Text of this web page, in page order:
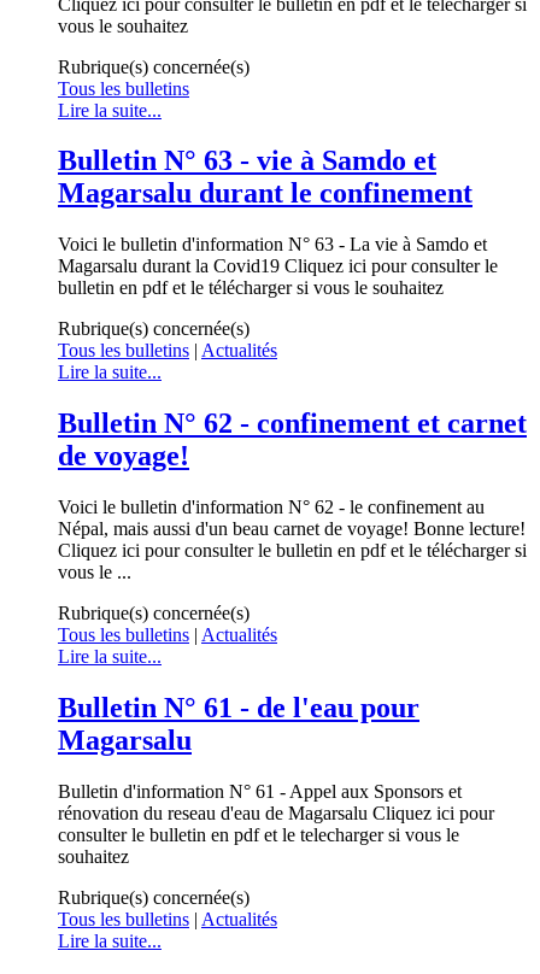
vous le souhaitez
Rubrique(s) concernée(s)
Tous les bulletins
Lire la suite...
Bulletin N° 63 - vie à Samdo et
Magarsalu durant le confinement
Voici le bulletin d'information N° 63 - La vie à Samdo et
Magarsalu durant la Covid19 Cliquez ici pour consulter le
bulletin en pdf et le télécharger si vous le souhaitez
Rubrique(s) concernée(s)
Tous les bulletins | Actualités
Lire la suite...
Bulletin N° 62 - confinement et carnet
de voyage!
Voici le bulletin d'information N° 62 - le confinement au
Népal, mais aussi d'un beau carnet de voyage! Bonne lecture!
Cliquez ici pour consulter le bulletin en pdf et le télécharger si
vous le ...
Rubrique(s) concernée(s)
Tous les bulletins | Actualités
Lire la suite...
Bulletin N° 61 - de l'eau pour
Magarsalu
Bulletin d'information N° 61 - Appel aux Sponsors et
rénovation du reseau d'eau de Magarsalu Cliquez ici pour
consulter le bulletin en pdf et le telecharger si vous le
souhaitez
Rubrique(s) concernée(s)
Tous les bulletins | Actualités
Lire la suite...